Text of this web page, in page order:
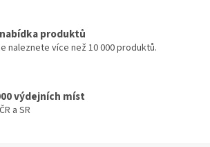
produktů
naleznete více než 10 000 produktů.
výdejních míst
a SR